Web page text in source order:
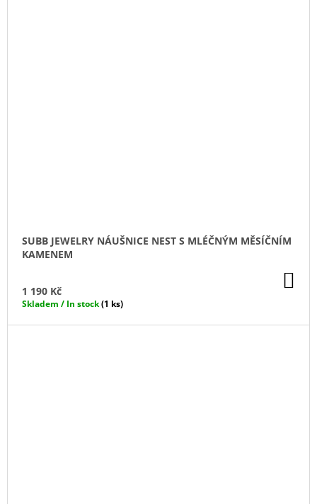
SUBB JEWELRY NÁUŠNICE NEST S MLÉČNÝM MĚSÍČNÍM
KAMENEM
1 190 Kč
Skladem / In stock(1 ks)